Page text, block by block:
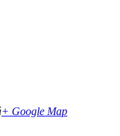
+ Google Map